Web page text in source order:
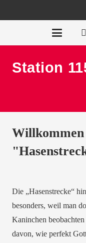
Station
Die „Hasenstrecke“
besonders, weil man
Kaninchen
davon, wie perfekt